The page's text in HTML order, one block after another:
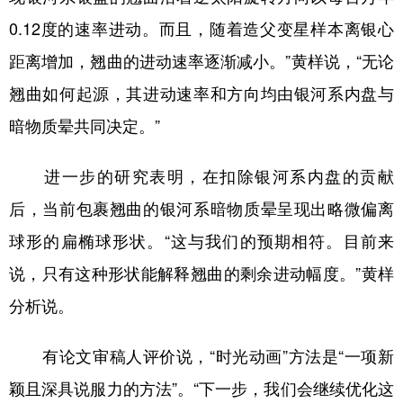
0.12度的速率进动。而且，随着造父变星样本离银心
距离增加，翘曲的进动速率逐渐减小。”黄样说，“无论
翘曲如何起源，其进动速率和方向均由银河系内盘与
暗物质晕共同决定。”
进一步的研究表明，在扣除银河系内盘的贡献
后，当前包裹翘曲的银河系暗物质晕呈现出略微偏离
球形的扁椭球形状。“这与我们的预期相符。目前来
说，只有这种形状能解释翘曲的剩余进动幅度。”黄样
分析说。
有论文审稿人评价说，“时光动画”方法是“一项新
颖且深具说服力的方法”。“下一步，我们会继续优化这